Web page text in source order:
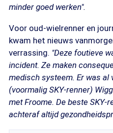
minder goed werken".
Voor oud-wielrenner en
kwam het nieuws
verrassing. "Deze foutieve
incident. Ze maken
medisch systeem. Er was al
(voormalig SKY-renner)
met Froome. De beste SKY-
achteraf altijd